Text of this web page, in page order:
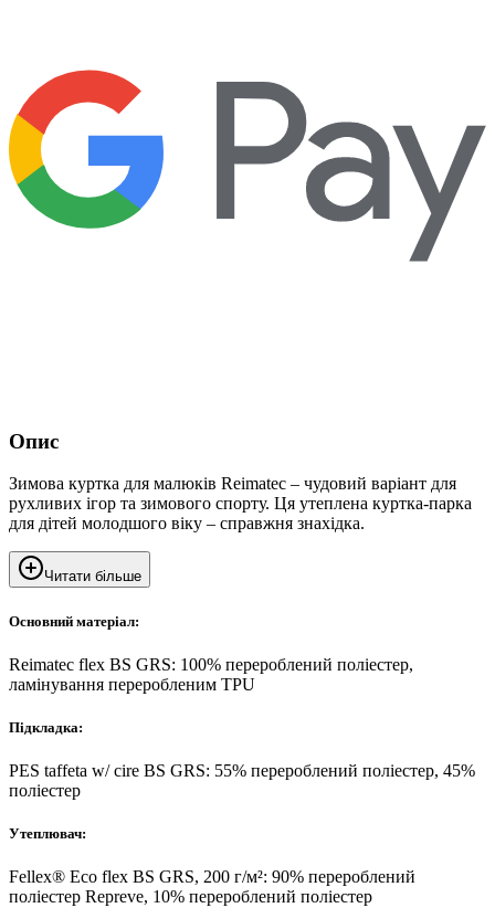
Опис
Зимова куртка для малюків Reimatec – чудовий варіант для
рухливих ігор та зимового спорту. Ця утеплена куртка-парка
для дітей молодшого віку – справжня знахідка.
Читати більше
Основний матеріал:
Reimatec flex BS GRS: 100% перероблений поліестер,
ламінування переробленим TPU
Підкладка:
PES taffeta w/ cire BS GRS: 55% перероблений поліестер, 45%
поліестер
Утеплювач:
Fellex® Eco flex BS GRS, 200 г/м²: 90% перероблений
поліестер Repreve, 10% перероблений поліестер